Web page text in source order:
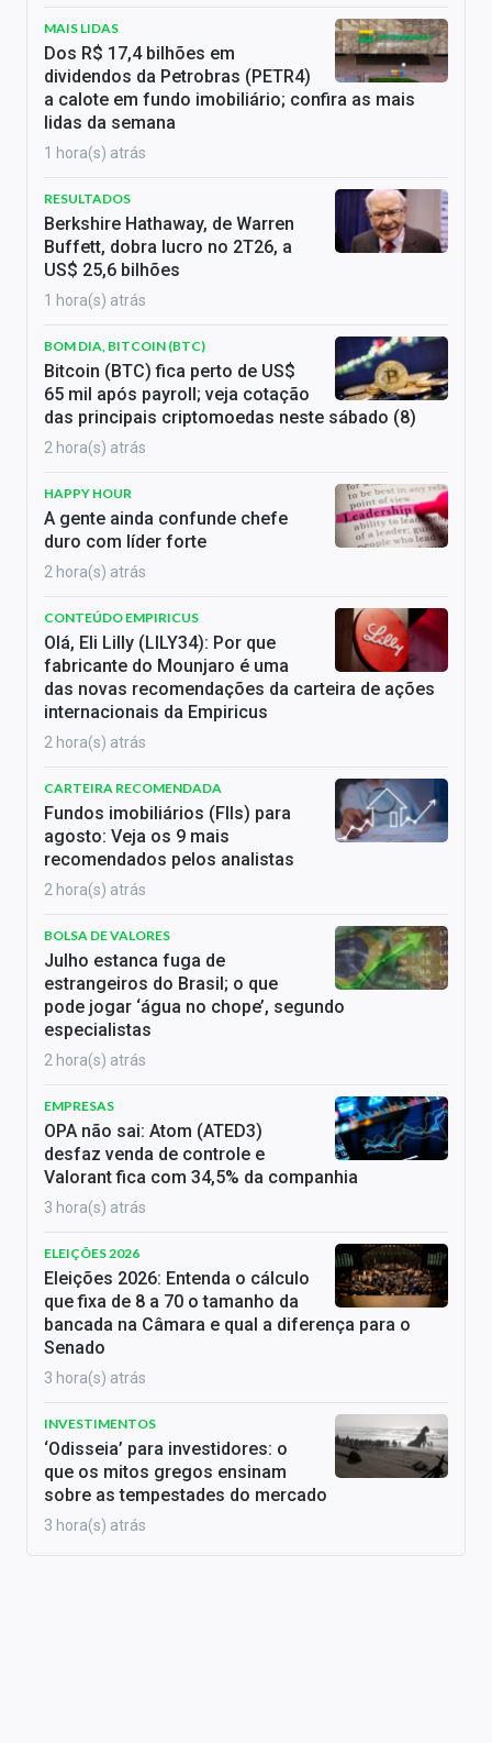
MAIS LIDAS
Dos R$ 17,4 bilhões em
dividendos da Petrobras (PETR4)
a calote em fundo imobiliário; confira as mais
lidas da semana
1 hora(s) atrás
RESULTADOS
Berkshire Hathaway, de Warren
Buffett, dobra lucro no 2T26, a
US$ 25,6 bilhões
1 hora(s) atrás
BOM DIA, BITCOIN (BTC)
Bitcoin (BTC) fica perto de US$
65 mil após payroll; veja cotação
das principais criptomoedas neste sábado (8)
2 hora(s) atrás
HAPPY HOUR
A gente ainda confunde chefe
duro com líder forte
2 hora(s) atrás
CONTEÚDO EMPIRICUS
Olá, Eli Lilly (LILY34): Por que
fabricante do Mounjaro é uma
das novas recomendações da carteira de ações
internacionais da Empiricus
2 hora(s) atrás
CARTEIRA RECOMENDADA
Fundos imobiliários (FIIs) para
agosto: Veja os 9 mais
recomendados pelos analistas
2 hora(s) atrás
BOLSA DE VALORES
Julho estanca fuga de
estrangeiros do Brasil; o que
pode jogar ‘água no chope’, segundo
especialistas
2 hora(s) atrás
EMPRESAS
OPA não sai: Atom (ATED3)
desfaz venda de controle e
Valorant fica com 34,5% da companhia
3 hora(s) atrás
ELEIÇÕES 2026
Eleições 2026: Entenda o cálculo
que fixa de 8 a 70 o tamanho da
bancada na Câmara e qual a diferença para o
Senado
3 hora(s) atrás
INVESTIMENTOS
‘Odisseia’ para investidores: o
que os mitos gregos ensinam
sobre as tempestades do mercado
3 hora(s) atrás